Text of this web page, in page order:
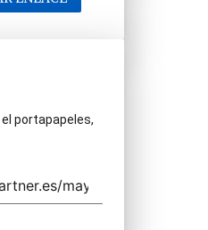
el portapapeles,